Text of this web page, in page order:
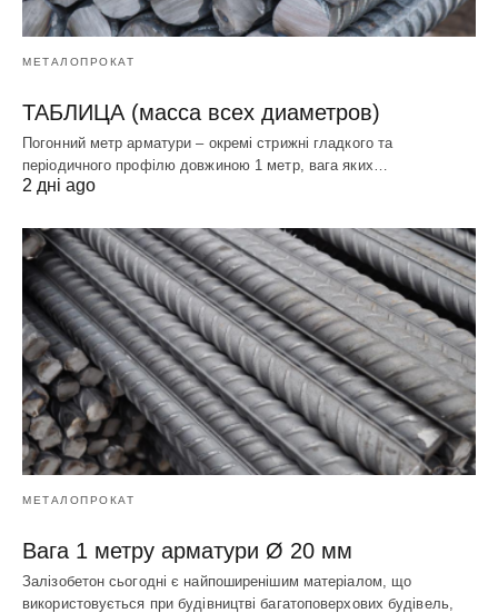
МЕТАЛОПРОКАТ
ТАБЛИЦА (масса всех диаметров)
Погонний метр арматури – окремі стрижні гладкого та
періодичного профілю довжиною 1 метр, вага яких…
2 дні ago
МЕТАЛОПРОКАТ
Вага 1 метру арматури Ø 20 мм
Залізобетон сьогодні є найпоширенішим матеріалом, що
використовується при будівництві багатоповерхових будівель,